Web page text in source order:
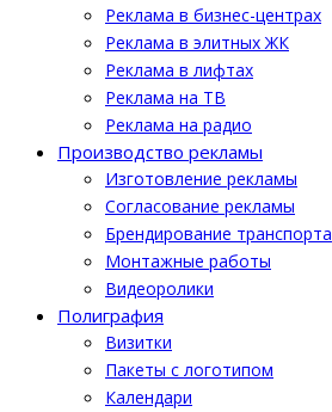
Реклама в бизнес-центрах
Реклама в элитных ЖК
Реклама в лифтах
Реклама на ТВ
Реклама на радио
Производство рекламы
Изготовление рекламы
Cогласование рекламы
Брендирование транспорта
Монтажные работы
Видеоролики
Полиграфия
Визитки
Пакеты с логотипом
Календари